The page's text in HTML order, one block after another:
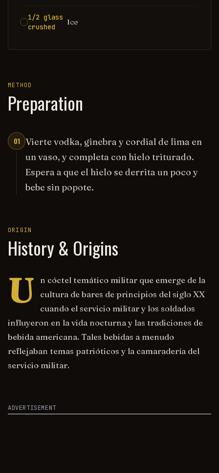
1/2 glass
crushed
Ice
METHOD
Preparation
01
Vierte vodka, ginebra y cordial de lima en
un vaso, y completa con hielo triturado.
Espera a que el hielo se derrita un poco y
bebe sin popote.
ORIGIN
History & Origins
U
n cóctel temático militar que emerge de la
cultura de bares de principios del siglo XX
cuando el servicio militar y los soldados
influyeron en la vida nocturna y las tradiciones de
bebida americana. Tales bebidas a menudo
reflejaban temas patrióticos y la camaradería del
servicio militar.
ADVERTISEMENT